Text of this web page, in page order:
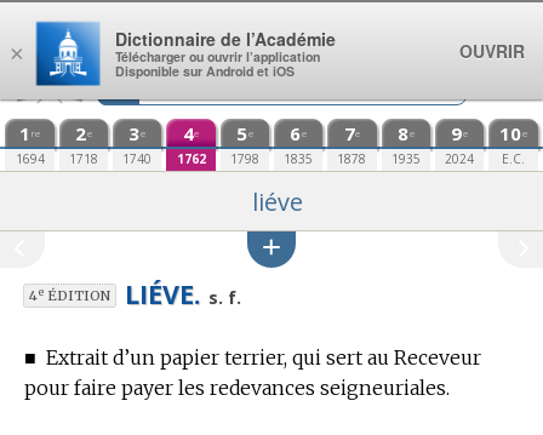
Aller au contenu
1 re
1694
2e
1718
3e
1740
4e
1762
5e
1798
6e
1835
7e
1878
8e
1935
9e
2024
10e
E.C.
liéve
4eÉDITION LIÉVE. s. f.
■ Extrait d’un papier terrier, qui sert au Receveur
pour faire payer les redevances seigneuriales.
×
Dictionnaire de l’Académie
Télécharger ou ouvrir l’application
Disponible sur Android et iOS
OUVRIR